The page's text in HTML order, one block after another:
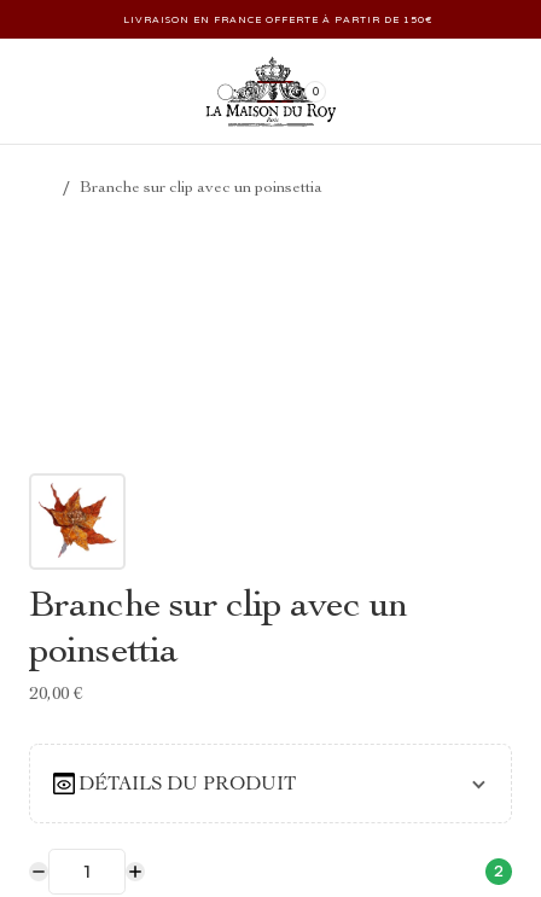
LIVRAISON EN FRANCE OFFERTE À PARTIR DE 150€
0
/ Branche sur clip avec un poinsettia
Branche sur clip avec un
poinsettia
20,00 €
DÉTAILS DU PRODUIT
2